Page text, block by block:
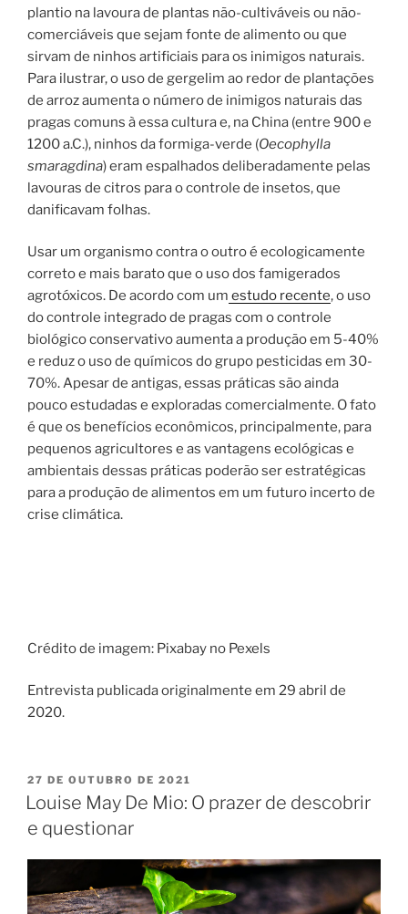
plantio na lavoura de plantas não-cultiváveis ou não-
comerciáveis que sejam fonte de alimento ou que
sirvam de ninhos artificiais para os inimigos naturais.
Para ilustrar, o uso de gergelim ao redor de plantações
de arroz aumenta o número de inimigos naturais das
pragas comuns à essa cultura e, na China (entre 900 e
1200 a.C.), ninhos da formiga-verde (Oecophylla
smaragdina) eram espalhados deliberadamente pelas
lavouras de citros para o controle de insetos, que
danificavam folhas.
Usar um organismo contra o outro é ecologicamente
correto e mais barato que o uso dos famigerados
agrotóxicos. De acordo com um estudo recente, o uso
do controle integrado de pragas com o controle
biológico conservativo aumenta a produção em 5-40%
e reduz o uso de químicos do grupo pesticidas em 30-
70%. Apesar de antigas, essas práticas são ainda
pouco estudadas e exploradas comercialmente. O fato
é que os benefícios econômicos, principalmente, para
pequenos agricultores e as vantagens ecológicas e
ambientais dessas práticas poderão ser estratégicas
para a produção de alimentos em um futuro incerto de
crise climática.
Crédito de imagem: Pixabay no Pexels
Entrevista publicada originalmente em 29 abril de
2020.
27 DE OUTUBRO DE 2021
Louise May De Mio: O prazer de descobrir
e questionar